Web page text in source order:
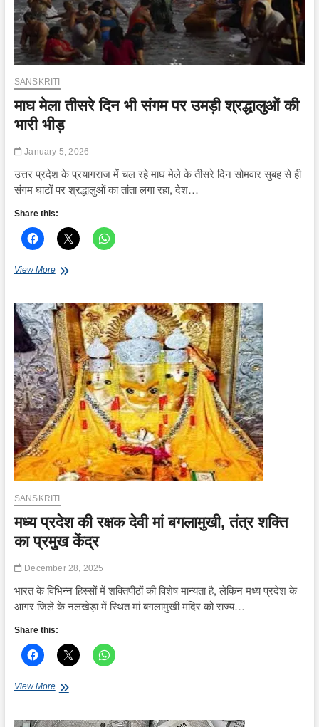
SANSKRITI
माघ मेला तीसरे दिन भी संगम पर उमड़ी श्रद्धालुओं की
भारी भीड़
January 5, 2026
उत्तर प्रदेश के प्रयागराज में चल रहे माघ मेले के तीसरे दिन सोमवार सुबह से ही
संगम घाटों पर श्रद्धालुओं का तांता लगा रहा, देश…
Share this:
View Moreमाघ
दिन
भी
संगम
पर
उमड़ी
श्रद्धालुओं
की
भारी
भीड़
SANSKRITI
मध्य प्रदेश की रक्षक देवी मां बगलामुखी, तंत्र शक्ति
का प्रमुख केंद्र
December 28, 2025
भारत के विभिन्न हिस्सों में शक्तिपीठों की विशेष मान्यता है, लेकिन मध्य प्रदेश के
आगर जिले के नलखेड़ा में स्थित मां बगलामुखी मंदिर को राज्य…
Share this:
View Moreमध्य
रक्षक